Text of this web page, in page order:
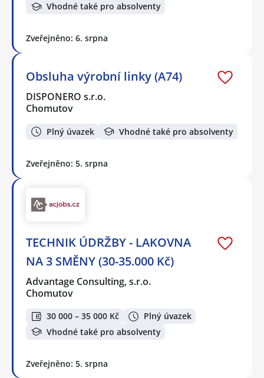
Vhodné také pro absolventy
Zveřejněno: 6. srpna
Obsluha výrobní linky (A74)
DISPONERO s.r.o.
Chomutov
Plný úvazek Vhodné také pro absolventy
Zveřejněno: 5. srpna
TECHNIK ÚDRŽBY - LAKOVNA
NA 3 SMĚNY (30-35.000 Kč)
Advantage Consulting, s.r.o.
Chomutov
30 000 – 35 000 Kč
Plný úvazek
Vhodné také pro absolventy
Zveřejněno: 5. srpna